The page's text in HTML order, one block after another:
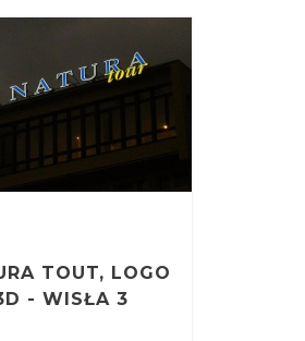
TOUT, LOGO
- WISŁA 3